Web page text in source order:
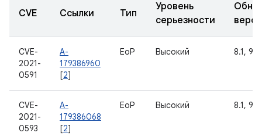
CVE Ссылки Тип
Уровень
серьезности
CVE-
2021-
0591
A-
179386960
[2]
EoP Высокий 8.1, 9,
CVE-
2021-
0593
A-
179386068
[2]
EoP Высокий 8.1, 9,